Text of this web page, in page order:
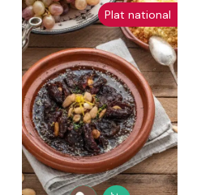
Plat national